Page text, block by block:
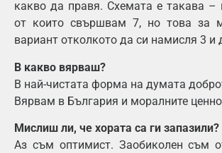
какво да правя. Схемата е такава –
от които свършвам 7, но това за
вариант отколкото да си намисля 3 и
В какво вярваш?
В най-чистата форма на думата
Вярвам в България и моралните
Мислиш ли, че хората са ги запазили?
Аз съм оптимист. Заобиколен съм